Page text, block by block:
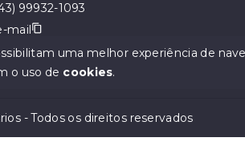
99932-1093
mail
- Todos os direitos reservados
uma melhor experiência de
o uso de cookies.